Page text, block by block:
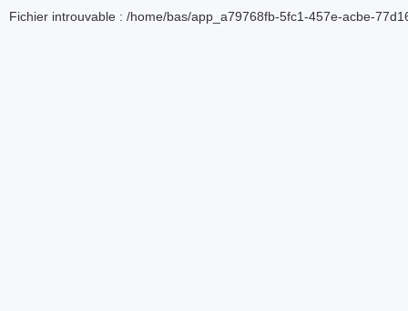
Fichier introuvable : /home/bas/app_a79768fb-5fc1-457e-acbe-